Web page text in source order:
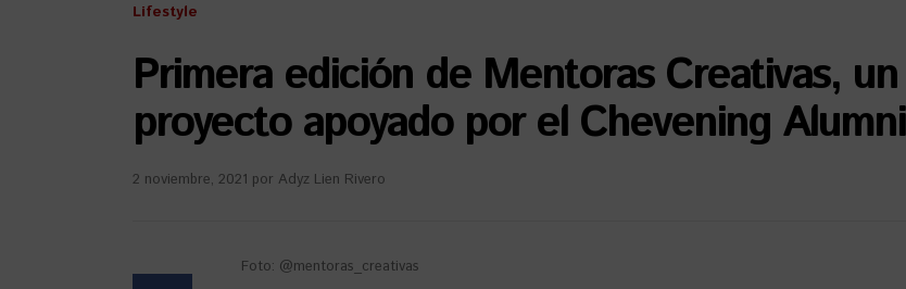
Lifestyle
Primera edición de Mentoras Creativas, un
proyecto apoyado por el Chevening Alumni
2 noviembre, 2021 por Adyz Lien Rivero
Foto: @mentoras_creativas